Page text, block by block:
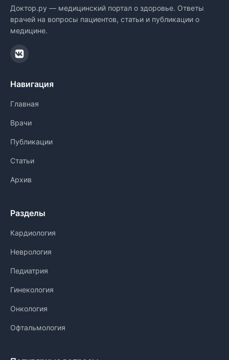
Доктор.ру — медицинский портал о здоровье. Ответы
врачей на вопросы пациентов, статьи и публикации о
медицине.
Навигация
Главная
Врачи
Публикации
Статьи
Архив
Разделы
Кардиология
Неврология
Педиатрия
Гинекология
Онкология
Офтальмология